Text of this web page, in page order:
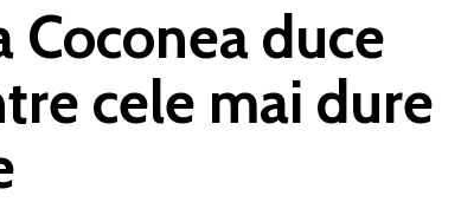
Coconea duce
cele mai dure